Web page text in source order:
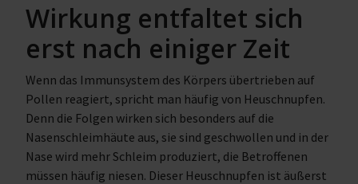
Wirkung entfaltet sich
erst nach einiger Zeit
Wenn das Immunsystem des Körpers übertrieben auf
Pollen reagiert, spricht man häufig von Heuschnupfen.
Denn die Folgen wirken sich besonders auf die
Nasenschleimhäute aus, sie sind geschwollen und in der
Nase wird mehr Schleim produziert, die Betroffenen
müssen häufig niesen. Dieser Heuschnupfen ist äußerst